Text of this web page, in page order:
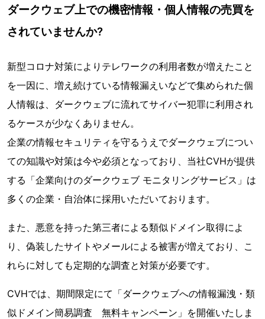
ダークウェブ上での機密情報・個人情報の売買を
されていませんか?
新型コロナ対策によりテレワークの利用者数が増えたこと
を一因に、増え続けている情報漏えいなどで集められた個
人情報は、ダークウェブに流れてサイバー犯罪に利用され
るケースが少なくありません。
企業の情報セキュリティを守るうえでダークウェブについ
ての知識や対策は今や必須となっており、当社CVHが提供
する「企業向けのダークウェブ モニタリングサービス」は
多くの企業・自治体に採用いただいております。
また、悪意を持った第三者による類似ドメイン取得によ
り、偽装したサイトやメールによる被害が増えており、こ
れらに対しても定期的な調査と対策が必要です。
CVHでは、期間限定にて「ダークウェブへの情報漏洩・類
似ドメイン簡易調査 無料キャンペーン」を開催いたしま